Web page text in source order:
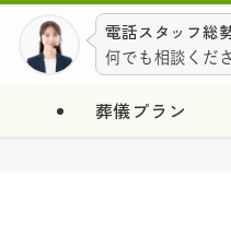
葬儀プラン
電話スタッフ総
何でも相談くだ